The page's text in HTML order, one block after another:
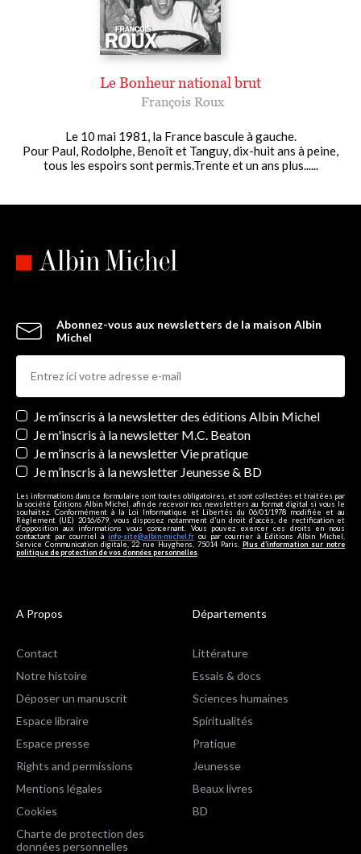
Le Bonheur national brut
François Roux
Le 10 mai 1981, la France bascule à gauche.
Pour Paul, Rodolphe, Benoît et Tanguy, dix-huit ans à peine,
tous les espoirs sont permis.Trente et un ans plus......
Abonnez-vous aux newsletters de la maison Albin
Michel
Newsletters
Je m’inscris à la newsletter des éditions Albin Michel
Je m'inscris à la newsletter M.C. Beaton
Je m’inscris à la newsletter Vie pratique
Je m’inscris à la newsletter Jeunesse & BD
Les informations dans ce formulaire sont toutes obligatoires, et sont collectées et traitées par
la société Editions Albin Michel, afin de recevoir nos newsletters au format digital si vous le
souhaitez. Conformément à la Loi Informatique et Libertés du 06/01/1978 modifiée et au
Règlement (UE) 2016/679, vous disposez notamment d'un droit d'accès, de rectification et
d’opposition aux informations vous concernant. Vous pouvez exercer ces droits en nous
contactant par courriel à info-site@albin-michel.fr ou par courrier à Editions Albin Michel,
Service Communication digitale, 22 rue Huyghens, 75014 Paris. Plus d’information sur notre
politique de protection de vos données personnelles
A Propos
Contact
Notre histoire
Déposer un manuscrit
Espace libraire
Espace presse
Rights and permissions
Mentions légales
Cookies
Charte de protection des
données personnelles
Départements
Littérature
Essais & docs
Sciences humaines
Spiritualités
Pratique
Jeunesse
Beaux livres
BD